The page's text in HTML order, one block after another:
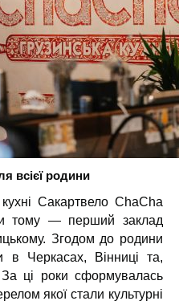
всієї родини
кухні Сакартвело ChaCha
тому — перший заклад
Згодом до родини
в Черкасах, Вінниці та,
ці роки сформувалась
якої стали культурні